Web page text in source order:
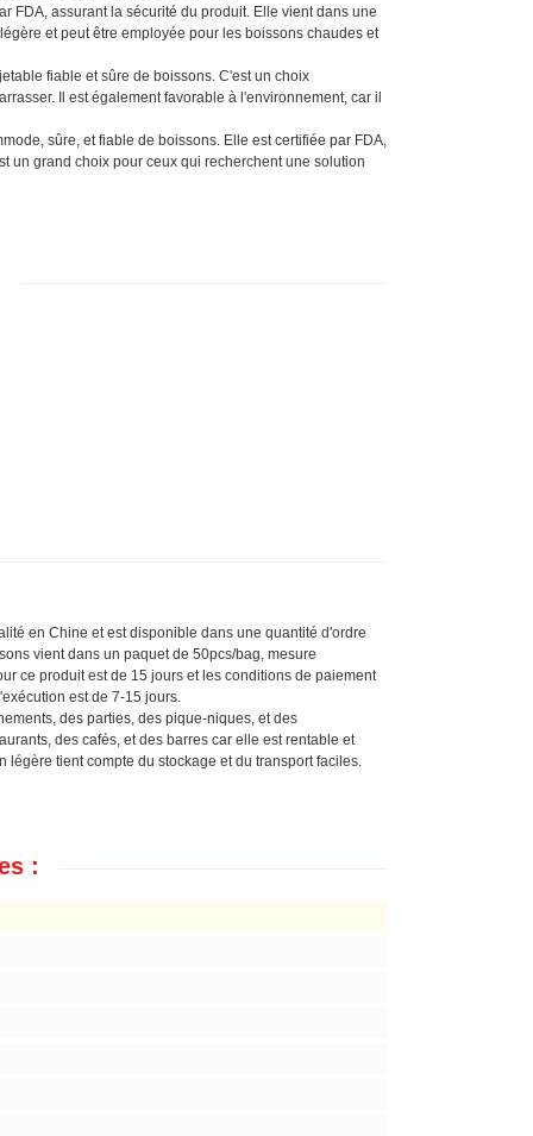
FDA, assurant la sécurité du produit. Elle vient dans une
et peut être employée pour les boissons chaudes et
fiable et sûre de boissons. C'est un choix
Il est également favorable à l'environnement, car il
sûre, et fiable de boissons. Elle est certifiée par FDA,
un grand choix pour ceux qui recherchent une solution
en Chine et est disponible dans une quantité d'ordre
vient dans un paquet de 50pcs/bag, mesure
ce produit est de 15 jours et les conditions de paiement
est de 7-15 jours.
des parties, des pique-niques, et des
des cafés, et des barres car elle est rentable et
tient compte du stockage et du transport faciles.
: